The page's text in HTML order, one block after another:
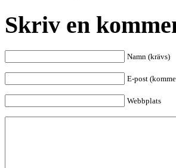
Skriv en
Namn (krävs)
E-post
Webbplats